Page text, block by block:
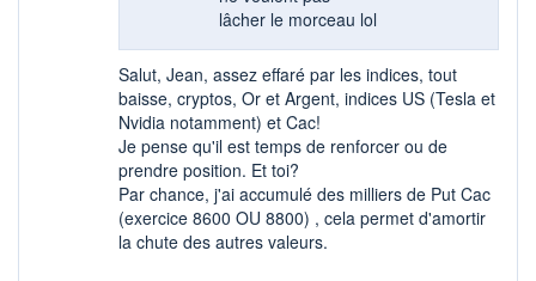
lâcher le morceau lol
Salut, Jean, assez effaré par les indices, tout
baisse, cryptos, Or et Argent, indices US (Tesla et
Nvidia notamment) et Cac!
Je pense qu'il est temps de renforcer ou de
prendre position. Et toi?
Par chance, j'ai accumulé des milliers de Put Cac
(exercice 8600 OU 8800) , cela permet d'amortir
la chute des autres valeurs.